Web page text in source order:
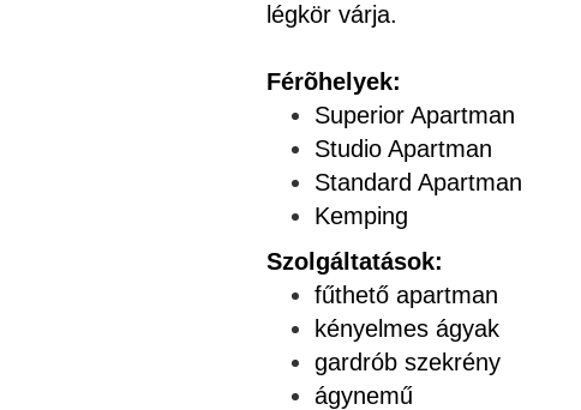
légkör várja.
Férõhelyek:
Superior Apartman
Studio Apartman
Standard Apartman
Kemping
Szolgáltatások:
fűthető apartman
kényelmes ágyak
gardrób szekrény
ágynemű